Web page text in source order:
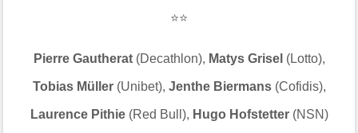
⭐⭐
Pierre Gautherat(Decathlon), Matys Grisel (Lotto),
Tobias Müller (Unibet), Jenthe Biermans(Cofidis),
Laurence Pithie(Red Bull), Hugo Hofstetter(NSN)